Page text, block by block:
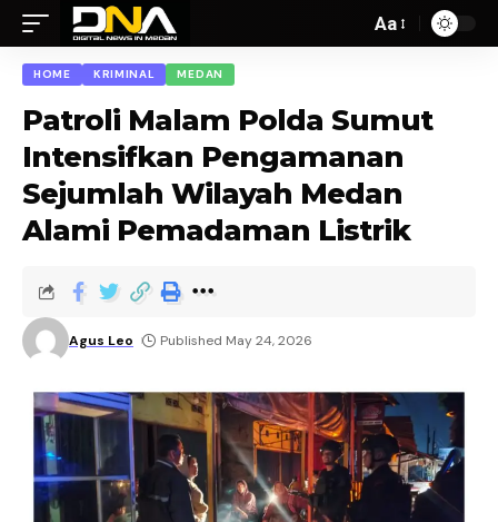
Aa
HOME KRIMINAL MEDAN
Patroli Malam Polda Sumut
Intensifkan Pengamanan
Sejumlah Wilayah Medan
Alami Pemadaman Listrik
Agus Leo Published May 24, 2026